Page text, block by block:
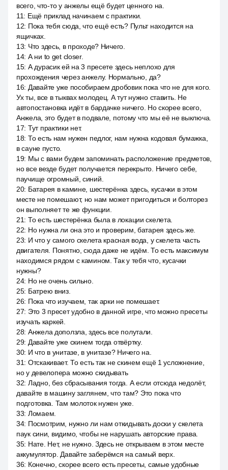
всего, что-то у анжелы ещё будет ценного на.
11: Ещё приклад начинаем с практики.
12: Пока тебя сюда, что ещё есть? Пульт находится на
ящичках.
13: Что здесь, в проходе? Ничего.
14: А ни to get closer.
15: А дурасик ей на 3 пресете здесь неплохо для
прохождения через анжелу. Нормально, да?
16: Давайте уже пособираем дробовик пока что не для кого.
Ух ты, все в тыквах молодец. А тут нужно ставить. Не
автопостановка идёт в бардачке ничего. Но скорее всего,
Анжела, это будет в подвале, потому что мы её не выключа.
17: Тут практики нет.
18: То есть нам нужен педлог, нам нужна кодовая бумажка,
в сауне пусто.
19: Мы с вами будем запоминать расположение предметов,
но все везде будет получается перекрыто. Ничего себе,
паучище огромный, синий.
20: Батарея в камине, шестерёнка здесь, кусачки в этом
месте не помешают, но нам может пригодиться и болторез
он выполняет те же функции.
21: То есть шестерёнка была в локации скелета.
22: Но нужна ли она это и проверим, батарея здесь же.
23: И что у самого скелета красная вода, у скелета часть
двигателя. Понятно, сюда даже не идём. То есть максимум
находимся рядом с камином. Так у тебя что, кусачки
нужны?
24: Но не очень сильно.
25: Батрею вниз.
26: Пока что изучаем, так арки не помешает.
27: Это 3 пресет удобно в данной игре, что можно пресеты
изучать каркей.
28: Анжела доползла, здесь все полутали.
29: Давайте уже скинем тогда отвёртку.
30: И что в унитазе, в унитазе? Ничего на.
31: Отскакивает. То есть так не скинем ещё 1 усложнение,
но у девелопера можно скидывать
32: Ладно, без сбрасывания тогда. А если отсюда недолёт,
давайте в машину заглянем, что там? Это пока что
подготовка. Там молоток нужен уже.
33: Ломаем.
34: Посмотрим, нужно ли нам откидывать доски у скелета
паук сини, видимо, чтобы не нарушать авторские права.
35: Нате. Нет, не нужно. Здесь не открываем в этом месте
аккумулятор. Давайте заберёмся на самый верх.
36: Конечно, скорее всего есть пресеты, самые удобные